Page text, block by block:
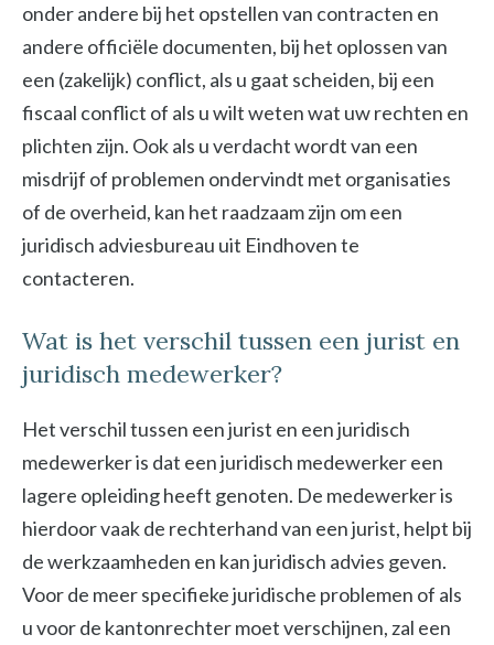
onder andere bij het opstellen van contracten en
andere officiële documenten, bij het oplossen van
een (zakelijk) conflict, als u gaat scheiden, bij een
fiscaal conflict of als u wilt weten wat uw rechten en
plichten zijn. Ook als u verdacht wordt van een
misdrijf of problemen ondervindt met organisaties
of de overheid, kan het raadzaam zijn om een
juridisch adviesbureau uit Eindhoven te
contacteren.
Wat is het verschil tussen een jurist en
juridisch medewerker?
Het verschil tussen een jurist en een juridisch
medewerker is dat een juridisch medewerker een
lagere opleiding heeft genoten. De medewerker is
hierdoor vaak de rechterhand van een jurist, helpt bij
de werkzaamheden en kan juridisch advies geven.
Voor de meer specifieke juridische problemen of als
u voor de kantonrechter moet verschijnen, zal een